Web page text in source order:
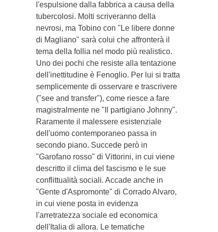
l'espulsione dalla fabbrica a causa della
tubercolosi. Molti scriveranno della
nevrosi, ma Tobino con "Le libere donne
di Magliano" sarà colui che affronterà il
tema della follia nel modo più realistico.
Uno dei pochi che resiste alla tentazione
dell'inettitudine è Fenoglio. Per lui si tratta
semplicemente di osservare e trascrivere
("see and transfer"), come riesce a fare
magistralmente ne "Il partigiano Johnny".
Raramente il malessere esistenziale
dell'uomo contemporaneo passa in
secondo piano. Succede però in
"Garofano rosso" di Vittorini, in cui viene
descritto il clima del fascismo e le sue
conflittualità sociali. Accade anche in
"Gente d'Aspromonte" di Corrado Alvaro,
in cui viene posta in evidenza
l'arretratezza sociale ed economica
dell'Italia di allora. Le tematiche